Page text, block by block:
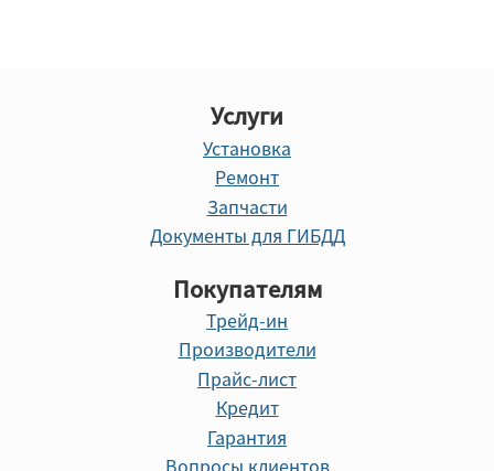
Услуги
Установка
Ремонт
Запчасти
Документы для ГИБДД
Покупателям
Трейд-ин
Производители
Прайс-лист
Кредит
Гарантия